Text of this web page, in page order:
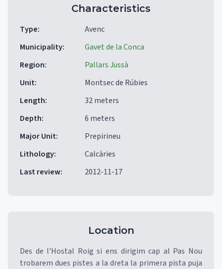
Characteristics
Type:
Avenc
Municipality:
Gavet de la Conca
Region:
Pallars Jussà
Unit:
Montsec de Rúbies
Length:
32 meters
Depth:
6 meters
Major Unit:
Prepirineu
Lithology:
Calcàries
Last review: 2012-11-17
Location
Des de l'Hostal Roig si ens dirigim cap al Pas Nou
trobarem dues pistes a la dreta la primera pista puja